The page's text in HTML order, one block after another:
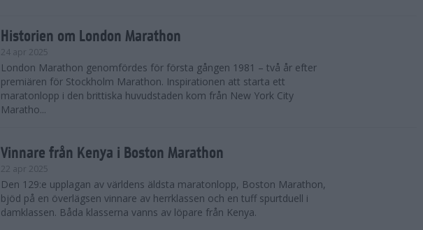
Historien om London Marathon
24 apr 2025
London Marathon genomfördes för första gången 1981 – två år efter
premiären för Stockholm Marathon. Inspirationen att starta ett
maratonlopp i den brittiska huvudstaden kom från New York City
Maratho...
Vinnare från Kenya i Boston Marathon
22 apr 2025
Den 129:e upplagan av världens äldsta maratonlopp, Boston Marathon,
bjöd på en överlägsen vinnare av herrklassen och en tuff spurtduell i
damklassen. Båda klasserna vanns av löpare från Kenya.